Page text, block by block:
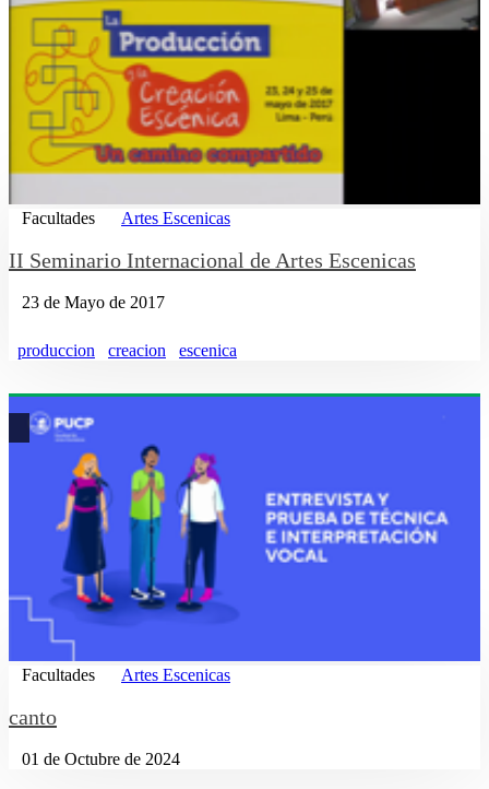
Facultades Artes Escenicas
II Seminario Internacional de Artes Escenicas
23 de Mayo de 2017
produccion creacion escenica
Facultades Artes Escenicas
canto
01 de Octubre de 2024